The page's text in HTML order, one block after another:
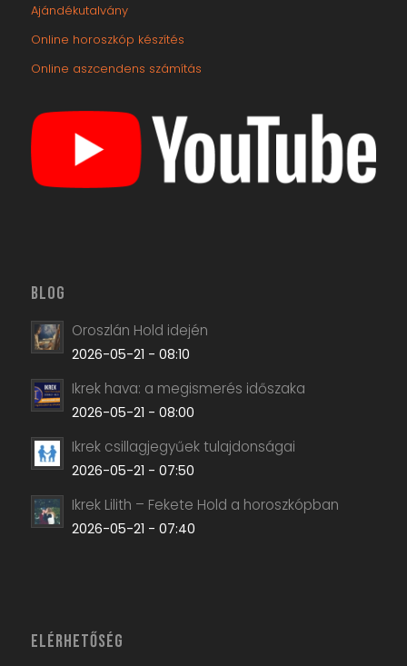
Ajándékutalvány
Online horoszkóp készítés
Online aszcendens számítás
BLOG
Oroszlán Hold idején
2026-05-21 - 08:10
Ikrek hava: a megismerés időszaka
2026-05-21 - 08:00
Ikrek csillagjegyűek tulajdonságai
2026-05-21 - 07:50
Ikrek Lilith – Fekete Hold a horoszkópban
2026-05-21 - 07:40
ELÉRHETŐSÉG